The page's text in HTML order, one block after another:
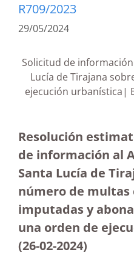
R709/2023
29/05/2024
Solicitud de
Lucía de Tirajana
ejecución
Resolución
de información al
Santa Lucía de
número de multas
imputadas y
una orden de
(26-02-2024)